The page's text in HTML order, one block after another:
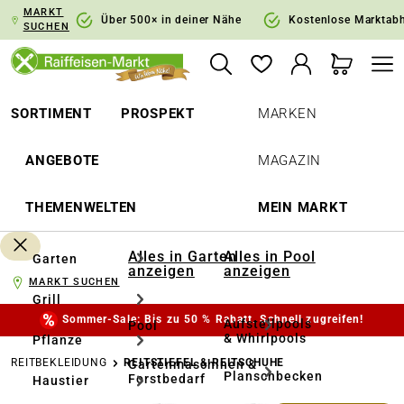
Zur Hauptnavigation springen
MARKT
SUCHEN
Über 500× in deiner Nähe Kostenlose
SORTIMENT PROSPEKT
ANGEBOTE
THEMENWELTEN
MARKEN
MAGAZIN
MEIN MARKT
Garten
Grill
Pflanze
Haustier
Alles in Garten
anzeigen
Pool
Gartenmaschinen &
Forstbedarf
Alles in Pool
anzeigen
Aufstellpools
& Whirlpools
Planschbecken
MARKT SUCHEN
Sommer-Sale: Bis zu 50 % Rabatt. Schnell zugreifen!
REITBEKLEIDUNG REITSTIEFEL & REITSCHUHE